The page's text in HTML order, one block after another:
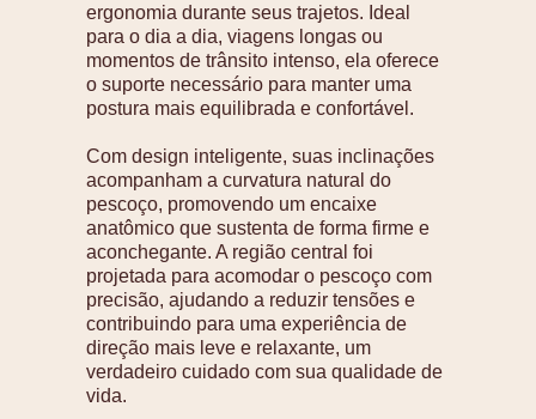
ergonomia durante seus trajetos. Ideal
para o dia a dia, viagens longas ou
momentos de trânsito intenso, ela oferece
o suporte necessário para manter uma
postura mais equilibrada e confortável.
Com design inteligente, suas inclinações
acompanham a curvatura natural do
pescoço, promovendo um encaixe
anatômico que sustenta de forma firme e
aconchegante. A região central foi
projetada para acomodar o pescoço com
precisão, ajudando a reduzir tensões e
contribuindo para uma experiência de
direção mais leve e relaxante, um
verdadeiro cuidado com sua qualidade de
vida.